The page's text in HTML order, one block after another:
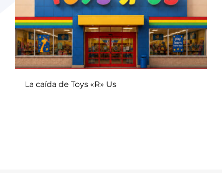
La caída de Toys «R» Us